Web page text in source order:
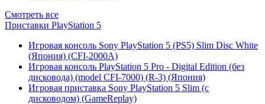
Смотреть все
Приставки PlayStation 5
Игровая консоль Sony PlayStation 5 (PS5) Slim Disc White
(Япония) (CFI-2000A)
Игровая консоль PlayStation 5 Pro - Digital Edition (без
дисковода) (model CFI-7000) (R-3) (Япония)
Игровая приставка Sony PlayStation 5 Slim (с
дисководом) (GameReplay)